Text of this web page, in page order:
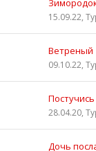
15.09.22,
Ветреный
09.10.22,
28.04.20,
Дочь